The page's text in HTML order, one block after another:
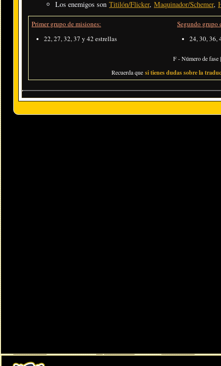
Los enemigos son Titilón/Flicker, Maquinador/Schemer,
Primer grupo de misiones:
22, 27, 32, 37 y 42 estrellas
Segundo grupo
24, 30, 36,
F - Número de fase
Recuerda que si tienes dudas sobre la